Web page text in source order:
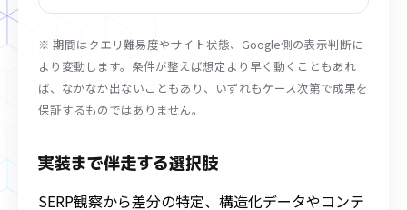
※ 期間はクエリ難易度やサイト状態、Google側の表示判断に
より変動します。条件が整えば想定より早く動くこともあれ
ば、なかなか出ないこともあり、いずれもケース次第で成果を
保証するものではありません。
実装まで伴走する選択肢
SERP観察から差分の特定、構造化データやコンテ